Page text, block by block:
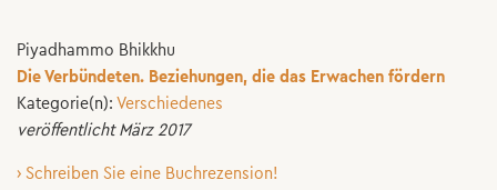
Piyadhammo Bhikkhu
Die Verbündeten. Beziehungen, die das Erwachen fördern
Kategorie(n): Verschiedenes
veröffentlicht März 2017
› Schreiben Sie eine Buchrezension!